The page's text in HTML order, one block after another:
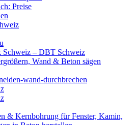
Preise
Schweiz – DBT Schweiz
Wand & Beton sägen
wand-durchbrechen
& Kernbohrung für Fenster, Kamin,